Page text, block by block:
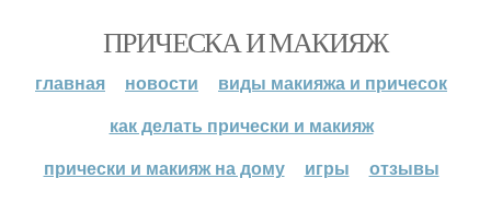
ПРИЧЕСКА И МАКИЯЖ
главная новости
виды макияжа и причесок
как делать прически и макияж
прически и макияж на дому
игры отзывы